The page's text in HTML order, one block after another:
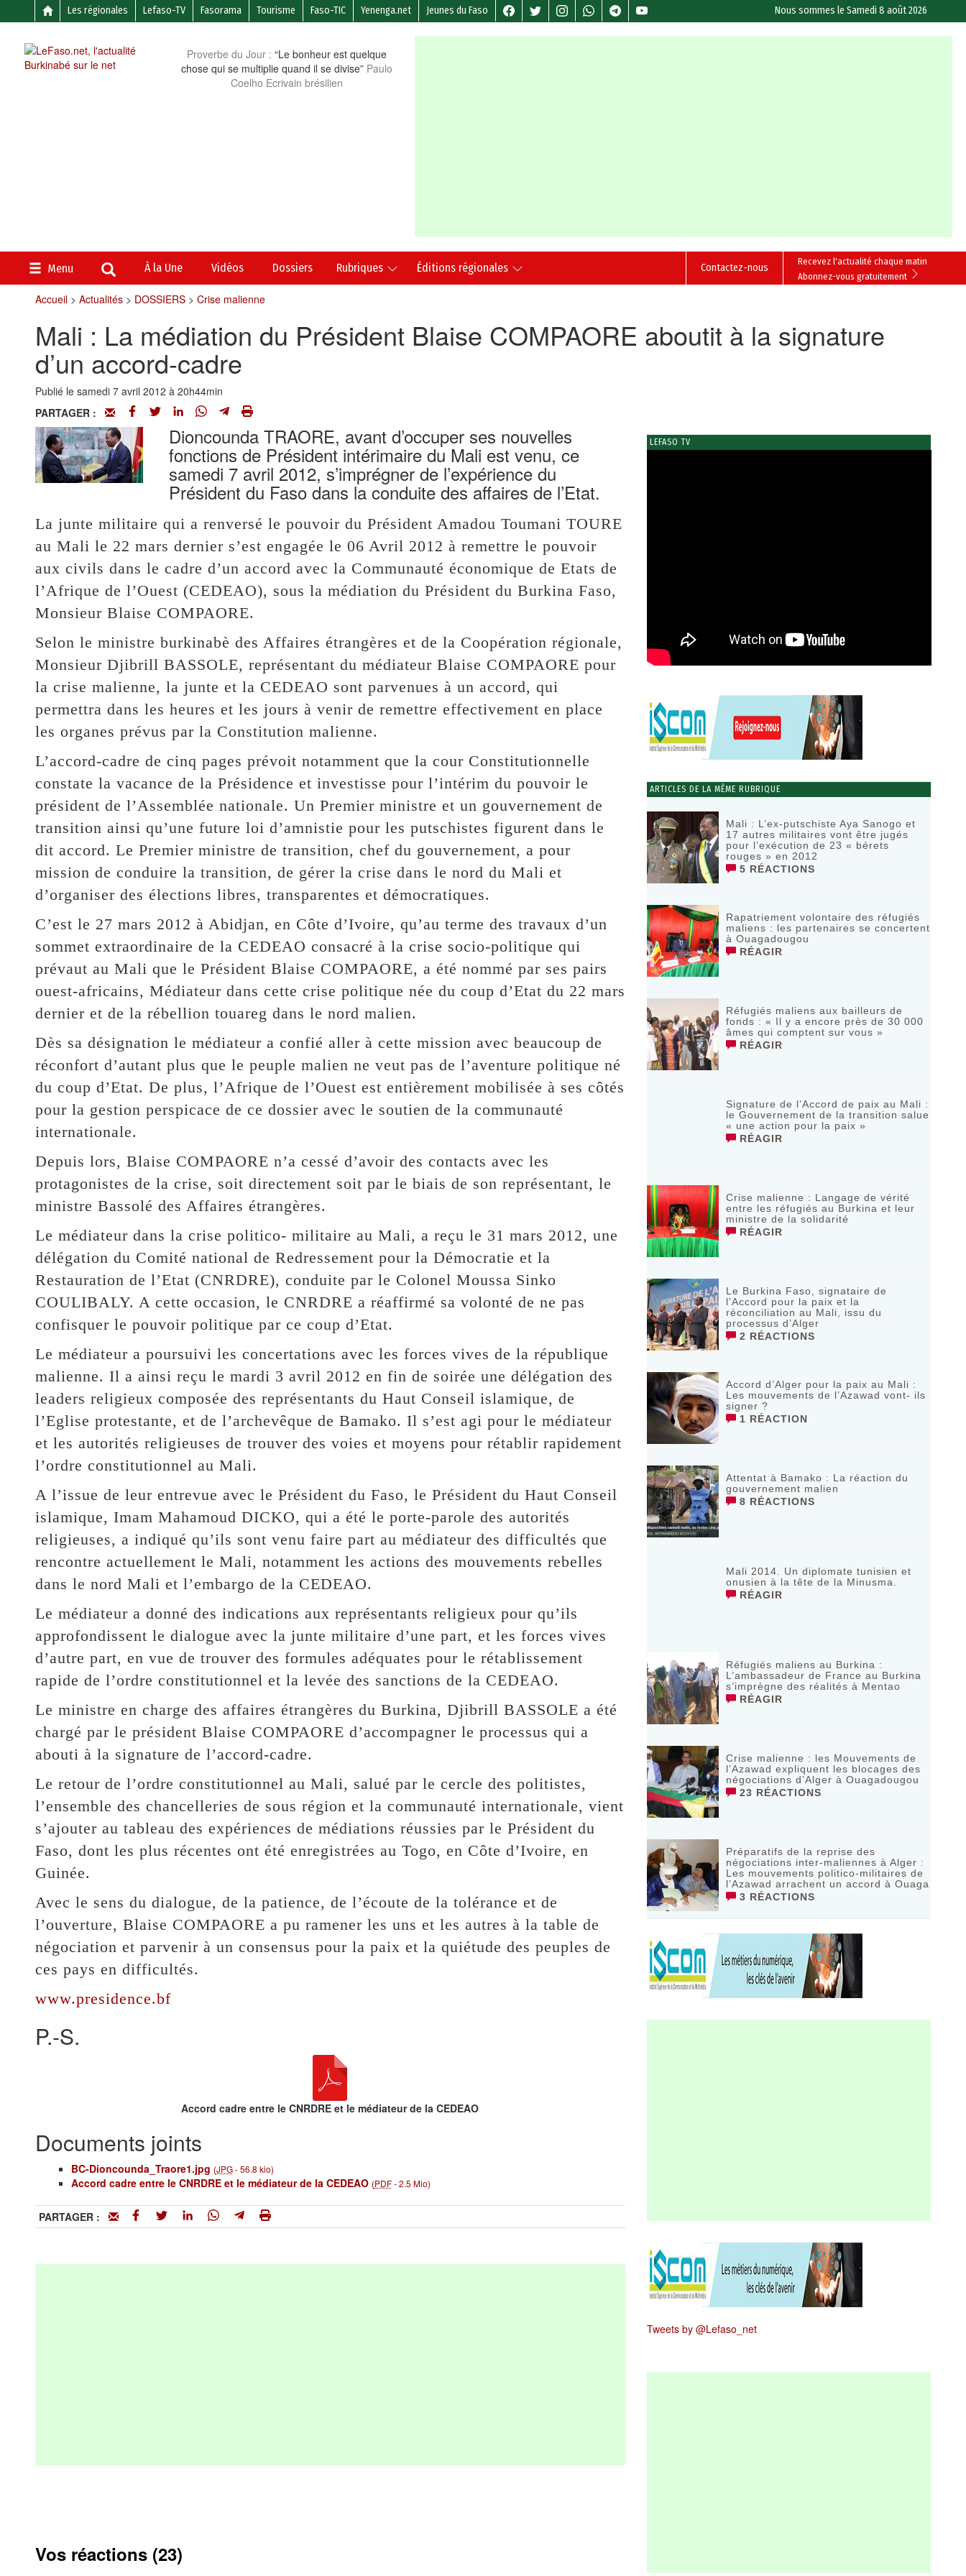
Les régionales Lefaso-TV Fasorama Tourisme Faso-TIC Yenenga.net Jeunes du Faso Nous sommes leSamedi 8 août 2026
Proverbe du Jour : “Le bonheur est quelque
chose qui se multiplie quand il se divise” Paulo
Coelho Ecrivain brésilien
Menu À la Une Vidéos Dossiers Rubriques Éditions régionales
Recevez l'actualité chaque matin
Abonnez-vous gratuitement
Contactez-nous
Accueil> Actualités> DOSSIERS> Crise malienne
Mali : La médiation du Président Blaise COMPAORE aboutit à la signature
d’un accord-cadre
Publié le samedi 7 avril 2012 à 20h44min
PARTAGER :
Dioncounda TRAORE, avant d’occuper ses nouvelles
fonctions de Président intérimaire du Mali est venu, ce
samedi 7 avril 2012, s’imprégner de l’expérience du
Président du Faso dans la conduite des affaires de l’Etat.
La junte militaire qui a renversé le pouvoir du Président Amadou Toumani TOURE
au Mali le 22 mars dernier s’est engagée le 06 Avril 2012 à remettre le pouvoir
aux civils dans le cadre d’un accord avec la Communauté économique de Etats de
l’Afrique de l’Ouest (CEDEAO), sous la médiation du Président du Burkina Faso,
Monsieur Blaise COMPAORE.
Selon le ministre burkinabè des Affaires étrangères et de la Coopération régionale,
Monsieur Djibrill BASSOLE, représentant du médiateur Blaise COMPAORE pour
la crise malienne, la junte et la CEDEAO sont parvenues à un accord, qui
permettra dans les heures et les jours à venir de remettre effectivement en place
les organes prévus par la Constitution malienne.
L’accord-cadre de cinq pages prévoit notamment que la cour Constitutionnelle
constate la vacance de la Présidence et investisse pour l’intérim du pouvoir le
président de l’Assemblée nationale. Un Premier ministre et un gouvernement de
transition ainsi qu’une future loi d’amnistie pour les putschistes figurent dans le
dit accord. Le Premier ministre de transition, chef du gouvernement, a pour
mission de conduire la transition, de gérer la crise dans le nord du Mali et
d’organiser des élections libres, transparentes et démocratiques.
C’est le 27 mars 2012 à Abidjan, en Côte d’Ivoire, qu’au terme des travaux d’un
sommet extraordinaire de la CEDEAO consacré à la crise socio-politique qui
prévaut au Mali que le Président Blaise COMPAORE, a été nommé par ses pairs
ouest-africains, Médiateur dans cette crise politique née du coup d’Etat du 22 mars
dernier et de la rébellion touareg dans le nord malien.
Dès sa désignation le médiateur a confié aller à cette mission avec beaucoup de
réconfort d’autant plus que le peuple malien ne veut pas de l’aventure politique né
du coup d’Etat. De plus, l’Afrique de l’Ouest est entièrement mobilisée à ses côtés
pour la gestion perspicace de ce dossier avec le soutien de la communauté
internationale.
Depuis lors, Blaise COMPAORE n’a cessé d’avoir des contacts avec les
protagonistes de la crise, soit directement soit par le biais de son représentant, le
ministre Bassolé des Affaires étrangères.
Le médiateur dans la crise politico- militaire au Mali, a reçu le 31 mars 2012, une
délégation du Comité national de Redressement pour la Démocratie et la
Restauration de l’Etat (CNRDRE), conduite par le Colonel Moussa Sinko
COULIBALY. A cette occasion, le CNRDRE a réaffirmé sa volonté de ne pas
confisquer le pouvoir politique par ce coup d’Etat.
Le médiateur a poursuivi les concertations avec les forces vives de la république
malienne. Il a ainsi reçu le mardi 3 avril 2012 en fin de soirée une délégation des
leaders religieux composée des représentants du Haut Conseil islamique, de
l’Eglise protestante, et de l’archevêque de Bamako. Il s’est agi pour le médiateur
et les autorités religieuses de trouver des voies et moyens pour rétablir rapidement
l’ordre constitutionnel au Mali.
A l’issue de leur entrevue avec le Président du Faso, le Président du Haut Conseil
islamique, Imam Mahamoud DICKO, qui a été le porte-parole des autorités
religieuses, a indiqué qu’ils sont venu faire part au médiateur des difficultés que
rencontre actuellement le Mali, notamment les actions des mouvements rebelles
dans le nord Mali et l’embargo de la CEDEAO.
Le médiateur a donné des indications aux représentants religieux pour qu’ils
approfondissent le dialogue avec la junte militaire d’une part, et les forces vives
d’autre part, en vue de trouver des formules adéquates pour le rétablissement
rapide de l’ordre constitutionnel et la levée des sanctions de la CEDEAO.
Le ministre en charge des affaires étrangères du Burkina, Djibrill BASSOLE a été
chargé par le président Blaise COMPAORE d’accompagner le processus qui a
abouti à la signature de l’accord-cadre.
Le retour de l’ordre constitutionnel au Mali, salué par le cercle des politistes,
l’ensemble des chancelleries de sous région et la communauté internationale, vient
s’ajouter au tableau des expériences de médiations réussies par le Président du
Faso, dont les plus récentes ont été enregistrées au Togo, en Côte d’Ivoire, en
Guinée.
Avec le sens du dialogue, de la patience, de l’écoute de la tolérance et de
l’ouverture, Blaise COMPAORE a pu ramener les uns et les autres à la table de
négociation et parvenir à un consensus pour la paix et la quiétude des peuples de
ces pays en difficultés.
www.presidence.bf
P.-S.
Accord cadre entre le CNRDRE et le médiateur de la CEDEAO
Documents joints
BC-Dioncounda_Traore1.jpg (JPG-56.8 kio)
Accord cadre entre le CNRDRE et le médiateur de la CEDEAO (PDF-2.5 Mio)
PARTAGER :
Vos réactions (23)
LEFASO TV
ARTICLES DE LA MÊME RUBRIQUE
Mali : L’ex-putschiste Aya Sanogo et
17 autres militaires vont être jugés
pour l’exécution de 23 « bérets
rouges » en 2012
5 RÉACTIONS
Rapatriement volontaire des réfugiés
maliens : les partenaires se concertent
à Ouagadougou
RÉAGIR
Réfugiés maliens aux bailleurs de
fonds : « Il y a encore près de 30 000
âmes qui comptent sur vous »
RÉAGIR
Signature de l’Accord de paix au Mali :
le Gouvernement de la transition salue
« une action pour la paix »
RÉAGIR
Crise malienne : Langage de vérité
entre les réfugiés au Burkina et leur
ministre de la solidarité
RÉAGIR
Le Burkina Faso, signataire de
l’Accord pour la paix et la
réconciliation au Mali, issu du
processus d’Alger
2 RÉACTIONS
Accord d’Alger pour la paix au Mali :
Les mouvements de l’Azawad vont- ils
signer ?
1 RÉACTION
Attentat à Bamako : La réaction du
gouvernement malien
8 RÉACTIONS
Mali 2014. Un diplomate tunisien et
onusien à la tête de la Minusma.
RÉAGIR
Réfugiés maliens au Burkina :
L’ambassadeur de France au Burkina
s’imprègne des réalités à Mentao
RÉAGIR
Crise malienne : les Mouvements de
l’Azawad expliquent les blocages des
négociations d’Alger à Ouagadougou
23 RÉACTIONS
Préparatifs de la reprise des
négociations inter-maliennes à Alger :
Les mouvements politico-militaires de
l’Azawad arrachent un accord à Ouaga
3 RÉACTIONS
Tweets by @Lefaso_net